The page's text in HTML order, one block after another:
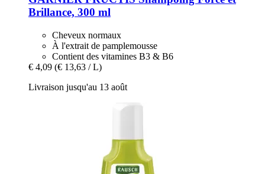
Brillance, 300 ml
Cheveux normaux
À l'extrait de pamplemousse
Contient des vitamines B3 & B6
€ 4,09 (€ 13,63 / L)
Livraison jusqu'au 13 août